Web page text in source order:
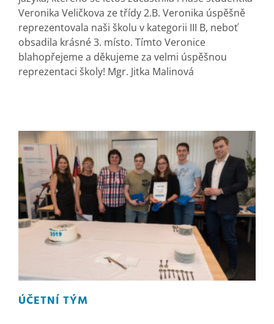
Veronika Veličkova ze třídy 2.B. Veronika úspěšně
reprezentovala naši školu v kategorii III B, neboť
obsadila krásné 3. místo. Tímto Veronice
blahopřejeme a děkujeme za velmi úspěšnou
reprezentaci školy! Mgr. Jitka Malinová
ÚČETNÍ TÝM